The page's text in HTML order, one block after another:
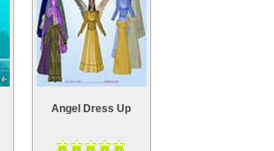
Angel Dress Up